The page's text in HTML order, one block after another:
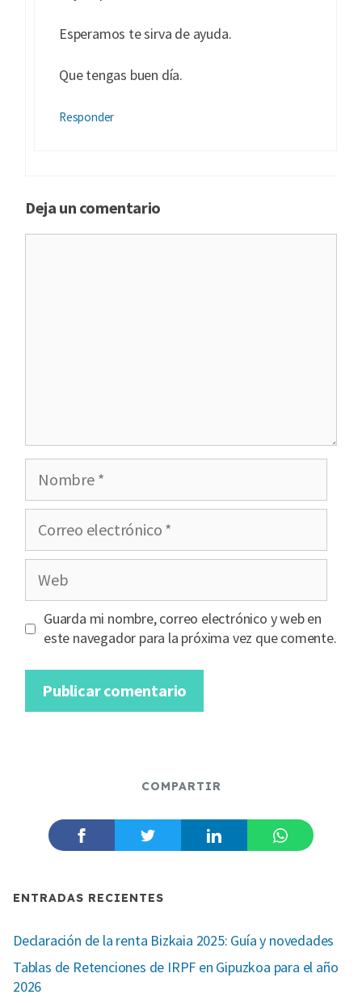
Esperamos te sirva de ayuda.
Que tengas buen día.
Responder
Deja un comentario
electrónico
Guarda mi nombre, correo electrónico y web en
este navegador para la próxima vez que comente.
COMPARTIR
ENTRADAS RECIENTES
Declaración de la renta Bizkaia 2025: Guía y novedades
Tablas de Retenciones de IRPF en Gipuzkoa para el año
2026